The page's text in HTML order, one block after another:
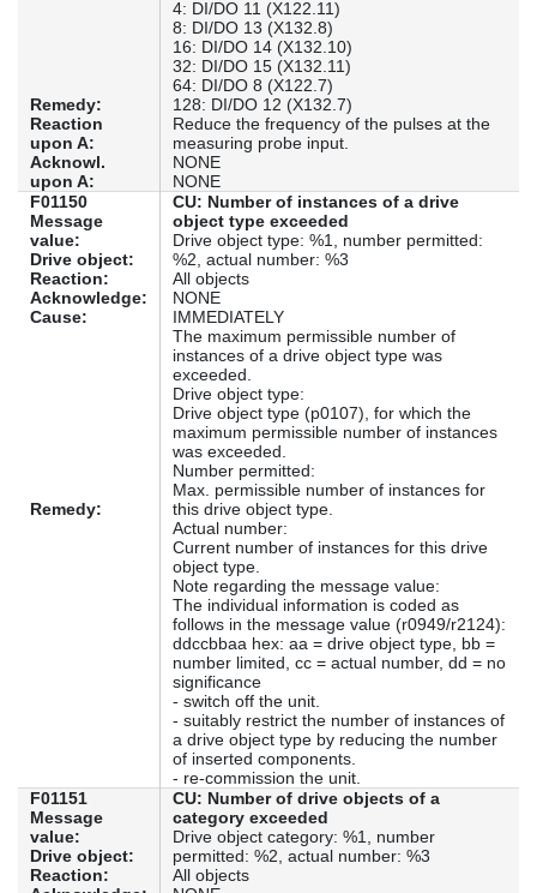
Remedy:
Reaction
upon A:
Acknowl.
upon A:
4: DI/DO 11 (X122.11)
8: DI/DO 13 (X132.8)
16: DI/DO 14 (X132.10)
32: DI/DO 15 (X132.11)
64: DI/DO 8 (X122.7)
128: DI/DO 12 (X132.7)
Reduce the frequency of the pulses at the
measuring probe input.
NONE
NONE
F01150
Message
value:
Drive object:
Reaction:
Acknowledge:
Cause:
Remedy:
CU: Number of instances of a drive
object type exceeded
Drive object type: %1, number permitted:
%2, actual number: %3
All objects
NONE
IMMEDIATELY
The maximum permissible number of
instances of a drive object type was
exceeded.
Drive object type:
Drive object type (p0107), for which the
maximum permissible number of instances
was exceeded.
Number permitted:
Max. permissible number of instances for
this drive object type.
Actual number:
Current number of instances for this drive
object type.
Note regarding the message value:
The individual information is coded as
follows in the message value (r0949/r2124):
ddccbbaa hex: aa = drive object type, bb =
number limited, cc = actual number, dd = no
significance
- switch off the unit.
- suitably restrict the number of instances of
a drive object type by reducing the number
of inserted components.
- re-commission the unit.
F01151
Message
value:
Drive object:
Reaction:
CU: Number of drive objects of a
category exceeded
Drive object category: %1, number
permitted: %2, actual number: %3
All objects